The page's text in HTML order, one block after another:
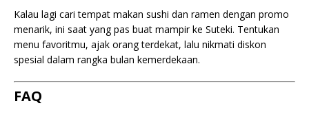
Kalau lagi cari tempat makan sushi dan ramen dengan promo
menarik, ini saat yang pas buat mampir ke Suteki. Tentukan
menu favoritmu, ajak orang terdekat, lalu nikmati diskon
spesial dalam rangka bulan kemerdekaan.
FAQ